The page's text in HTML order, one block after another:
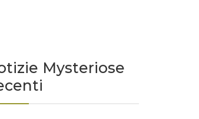
Mysteriose